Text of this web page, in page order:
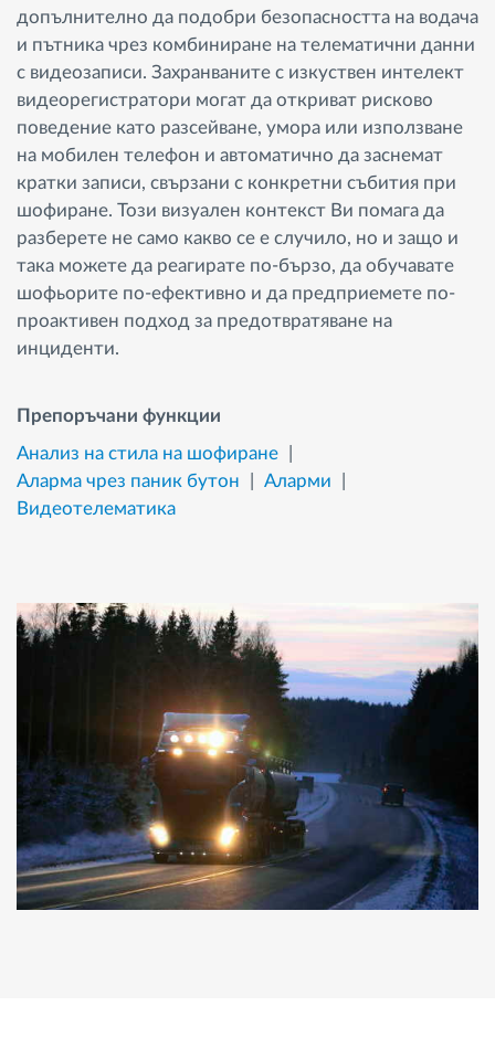
допълнително да подобри безопасността на водача
и пътника чрез комбиниране на телематични данни
с видеозаписи. Захранваните с изкуствен интелект
видеорегистратори могат да откриват рисковo
поведениe като разсейване, умора или използване
на мобилен телефон и автоматично да заснемат
кратки записи, свързани с конкретни събития при
шофиране. Този визуален контекст Ви помага да
разберете не само какво се е случило, но и защо и
така можете да реагирате по-бързо, да обучавате
шофьорите по-ефективно и да предприемете по-
проактивен подход за предотвратяване на
инциденти.
Препоръчани функции
Анализ на стила на шофиране
Аларма чрез паник бутон
Аларми
Видеотелематика